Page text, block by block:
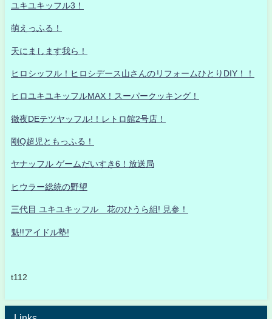
ユキユキッフル3！
萌えっふる！
天にまします我ら！
ヒロシッフル！ヒロシデース山さんのリフォームひとりDIY！！
ヒロユキユキッフルMAX！スーパークッキング！
徹夜DEテツヤッフル!！レトロ館2号店！
剛Q超児ともっふる！
ヤナッフル ゲームだいすき6！放送局
ヒウラー総統の野望
三代目 ユキユキッフル 花のひうら組! 見参！
魁!!アイドル塾!
t112